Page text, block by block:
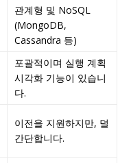
관계형 및 NoSQL
(MongoDB,
Cassandra 등)
포괄적이며 실행 계획
시각화 기능이 있습니
다.
이전을 지원하지만, 덜
간단합니다.